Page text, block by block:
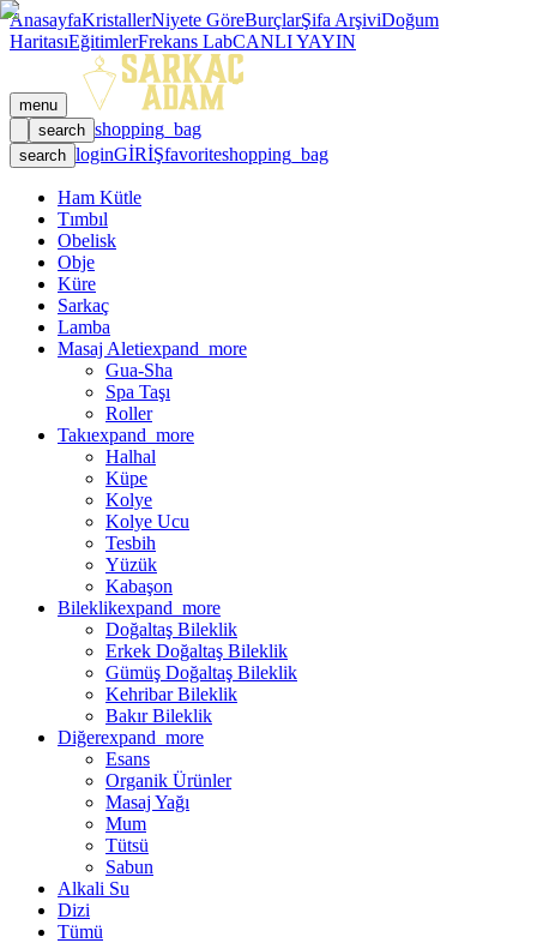
AnasayfaKristallerNiyete GöreBurçlarŞifa ArşiviDoğum
HaritasıEğitimlerFrekans LabCANLI YAYIN
menu
search shopping_bag
search loginGİRİŞfavoriteshopping_bag
Ham Kütle
Tımbıl
Obelisk
Obje
Küre
Sarkaç
Lamba
Masaj Aletiexpand_more
Gua-Sha
Spa Taşı
Roller
Takıexpand_more
Halhal
Küpe
Kolye
Kolye Ucu
Tesbih
Yüzük
Kabaşon
Bileklikexpand_more
Doğaltaş Bileklik
Erkek Doğaltaş Bileklik
Gümüş Doğaltaş Bileklik
Kehribar Bileklik
Bakır Bileklik
Diğerexpand_more
Esans
Organik Ürünler
Masaj Yağı
Mum
Tütsü
Sabun
Alkali Su
Dizi
Tümü